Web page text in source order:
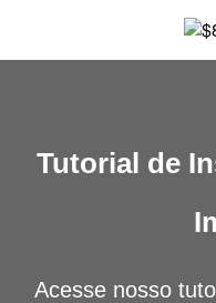
Tutorial de
Acesse nosso